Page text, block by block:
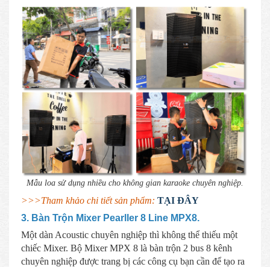
Mẫu loa sử dụng nhiều cho không gian karaoke chuyên nghiệp.
>>>Tham khảo chi tiết sản phẩm: TẠI ĐÂY
3. Bàn Trộn Mixer Pearller 8 Line MPX8.
Một dàn Acoustic chuyên nghiệp thì không thể thiếu một
chiếc Mixer. Bộ Mixer MPX 8 là bàn trộn 2 bus 8 kênh
chuyên nghiệp được trang bị các công cụ bạn cần để tạo ra